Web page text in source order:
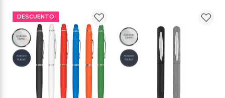
DESCUENTO